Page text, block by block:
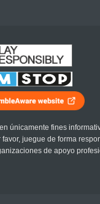
únicamente fines
juegue de forma
de apoyo